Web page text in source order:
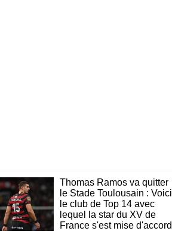
Thomas Ramos va quitter
le Stade Toulousain : Voici
le club de Top 14 avec
lequel la star du XV de
France s'est mise d'accord